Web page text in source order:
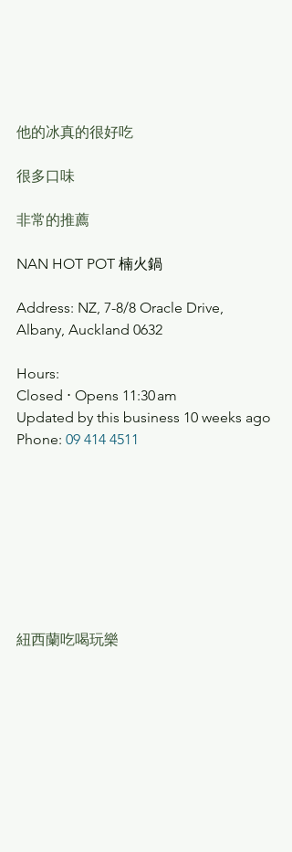
他的冰真的很好吃
很多口味
非常的推薦
NAN HOT POT 楠火鍋
Address: NZ, 7-8/8 Oracle Drive,
Albany, Auckland 0632
Hours:
Closed ⋅ Opens 11:30 am
Updated by this business 10 weeks ago
Phone: 09 414 4511
紐西蘭吃喝玩樂